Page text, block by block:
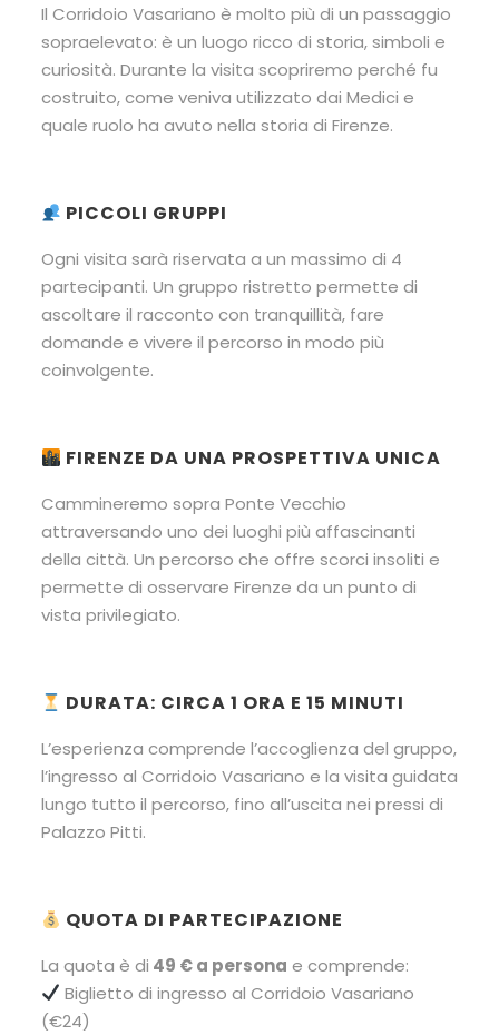
Il Corridoio Vasariano è molto più di un passaggio
sopraelevato: è un luogo ricco di storia, simboli e
curiosità. Durante la visita scopriremo perché fu
costruito, come veniva utilizzato dai Medici e
quale ruolo ha avuto nella storia di Firenze.
PICCOLI GRUPPI
Ogni visita sarà riservata a un massimo di 4
partecipanti. Un gruppo ristretto permette di
ascoltare il racconto con tranquillità, fare
domande e vivere il percorso in modo più
coinvolgente.
FIRENZE DA UNA PROSPETTIVA UNICA
Cammineremo sopra Ponte Vecchio
attraversando uno dei luoghi più affascinanti
della città. Un percorso che offre scorci insoliti e
permette di osservare Firenze da un punto di
vista privilegiato.
DURATA: CIRCA 1 ORA E 15 MINUTI
L’esperienza comprende l’accoglienza del gruppo,
l’ingresso al Corridoio Vasariano e la visita guidata
lungo tutto il percorso, fino all’uscita nei pressi di
Palazzo Pitti.
​​ QUOTA DI PARTECIPAZIONE
La quota è di 49 € a persona e comprende:
Biglietto di ingresso al Corridoio Vasariano
(€24)